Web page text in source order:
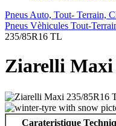
Pneus Auto, Tout- Terrain,
Pneus Vèhicules Tout-
235/85R16 TL
Ziarelli Maxi
Carateristique